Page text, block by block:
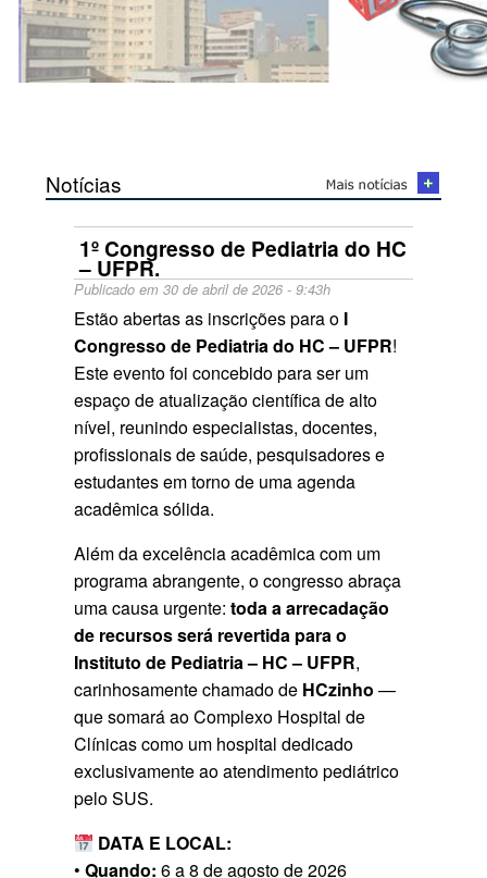
Notícias
1º Congresso de Pediatria do HC
– UFPR.
Publicado em 30 de abril de 2026 - 9:43h
Estão abertas as inscrições para o I
Congresso de Pediatria do HC – UFPR!
Este evento foi concebido para ser um
espaço de atualização científica de alto
nível, reunindo especialistas, docentes,
profissionais de saúde, pesquisadores e
estudantes em torno de uma agenda
acadêmica sólida.
Além da excelência acadêmica com um
programa abrangente, o congresso abraça
uma causa urgente: toda a arrecadação
de recursos será revertida para o
Instituto de Pediatria – HC – UFPR,
carinhosamente chamado de HCzinho —
que somará ao Complexo Hospital de
Clínicas como um hospital dedicado
exclusivamente ao atendimento pediátrico
pelo SUS.
DATA E LOCAL:
• Quando: 6 a 8 de agosto de 2026